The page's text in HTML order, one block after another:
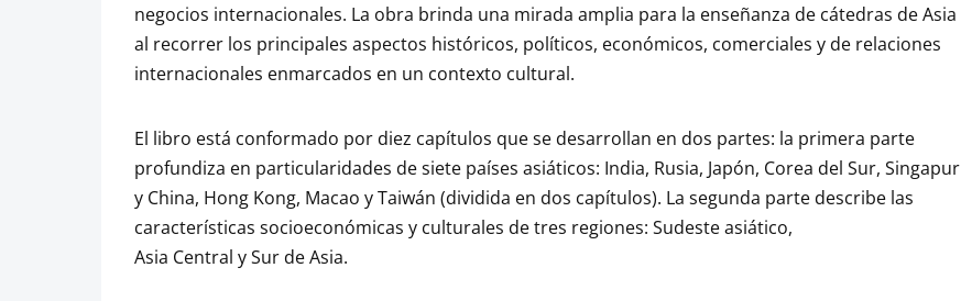
negocios internacionales. La obra brinda una mirada amplia para la enseñanza de cátedras de Asia
al recorrer los principales aspectos históricos, políticos, económicos, comerciales y de relaciones
internacionales enmarcados en un contexto cultural.
El libro está conformado por diez capítulos que se desarrollan en dos partes: la primera parte
profundiza en particularidades de siete países asiáticos: India, Rusia, Japón, Corea del Sur, Singapur
y China, Hong Kong, Macao y Taiwán (dividida en dos capítulos). La segunda parte describe las
características socioeconómicas y culturales de tres regiones: Sudeste asiático,
Asia Central y Sur de Asia.